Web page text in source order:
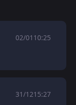
02/01 10:25
31/1215:27